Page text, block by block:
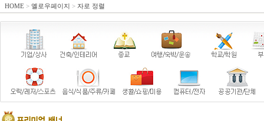
HOME > 옐로우페이지 > 자로 정렬